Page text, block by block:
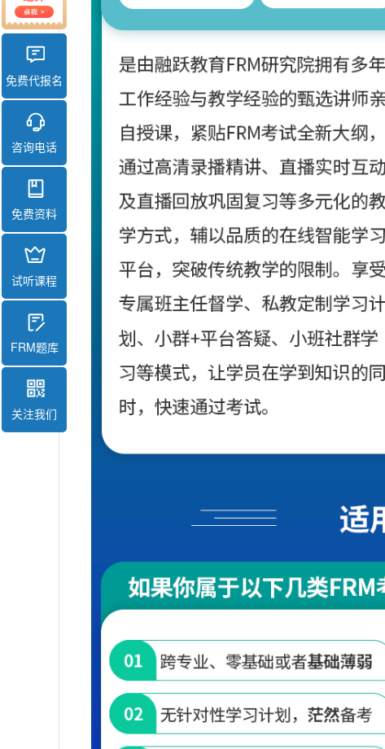
免费代报名
咨询电话
免费资料
试听课程
FRM题库
关注我们